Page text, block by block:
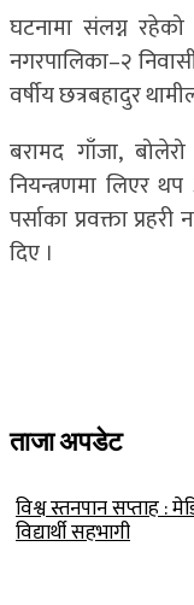
घटनामा संलग्न रहेको
नगरपालिका–२
वर्षीय छत्रबहादुर
बरामद गाँजा,
नियन्त्रणमा लिएर
पर्साका प्रवक्ता
दिए ।
ताजा अपडेट
विश्व स्तनपान सप्ताह :
विद्यार्थी सहभागी